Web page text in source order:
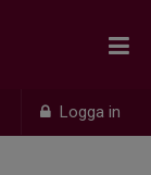
Logga in